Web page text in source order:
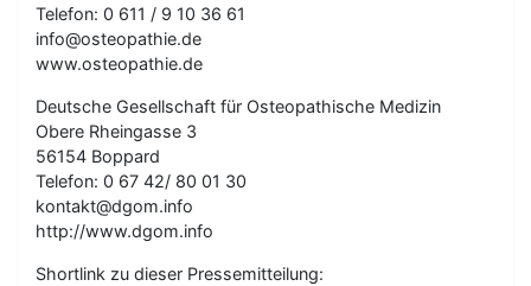
Telefon: 0 611 / 9 10 36 61
info@osteopathie.de
www.osteopathie.de
Deutsche Gesellschaft für Osteopathische Medizin
Obere Rheingasse 3
56154 Boppard
Telefon: 0 67 42/ 80 01 30
kontakt@dgom.info
http://www.dgom.info
Shortlink zu dieser Pressemitteilung: